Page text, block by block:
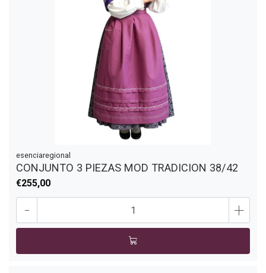
esenciaregional
CONJUNTO 3 PIEZAS MOD TRADICION 38/42
€255,00
- +